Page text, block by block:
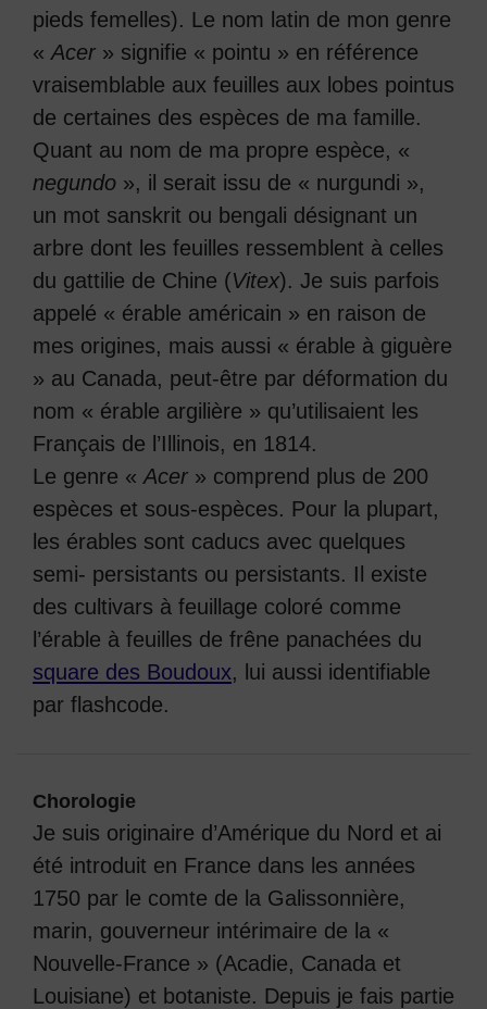
pieds femelles). Le nom latin de mon genre
« Acer » signifie « pointu » en référence
vraisemblable aux feuilles aux lobes pointus
de certaines des espèces de ma famille.
Quant au nom de ma propre espèce, «
negundo », il serait issu de « nurgundi »,
un mot sanskrit ou bengali désignant un
arbre dont les feuilles ressemblent à celles
du gattilie de Chine (Vitex). Je suis parfois
appelé « érable américain » en raison de
mes origines, mais aussi « érable à giguère
» au Canada, peut-être par déformation du
nom « érable argilière » qu’utilisaient les
Français de l’Illinois, en 1814.
Le genre « Acer » comprend plus de 200
espèces et sous-espèces. Pour la plupart,
les érables sont caducs avec quelques
semi- persistants ou persistants. Il existe
des cultivars à feuillage coloré comme
l’érable à feuilles de frêne panachées du
square des Boudoux, lui aussi identifiable
par flashcode.
Chorologie
Je suis originaire d’Amérique du Nord et ai
été introduit en France dans les années
1750 par le comte de la Galissonnière,
marin, gouverneur intérimaire de la «
Nouvelle-France » (Acadie, Canada et
Louisiane) et botaniste. Depuis je fais partie